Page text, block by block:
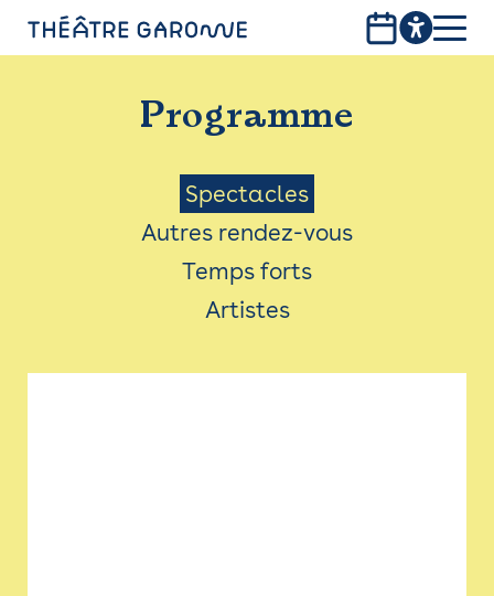
PROGRAMME
INFOS PRATIQUES
AVEC LES PUBLICS
ACCESSIBILITÉ
LES PRODUCTIONS
Programme
Menu
Saison
Spectacles
Autres rendez-vous
Temps forts
Artistes